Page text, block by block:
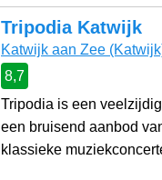
Tripodia Katwijk
Katwijk aan Zee
8,7
Tripodia is een
een bruisend aanbod
klassieke